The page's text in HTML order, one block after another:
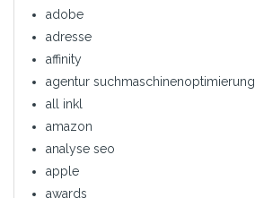
adobe
adresse
affinity
agentur suchmaschinenoptimierung
all inkl
amazon
analyse seo
apple
awards